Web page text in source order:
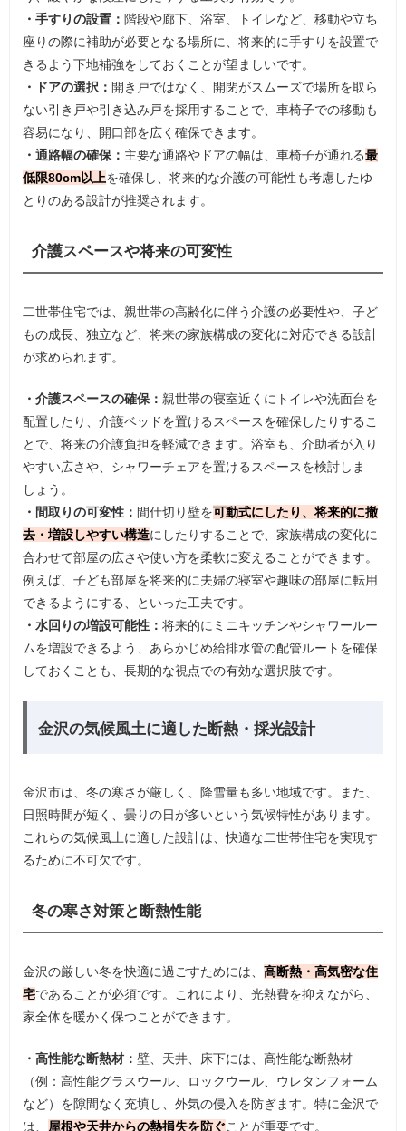
・手すりの設置：階段や廊下、浴室、トイレなど、移動や立ち
座りの際に補助が必要となる場所に、将来的に手すりを設置で
きるよう下地補強をしておくことが望ましいです。
・ドアの選択： 開き戸ではなく、開閉がスムーズで場所を取ら
ない引き戸や引き込み戸を採用することで、車椅子での移動も
容易になり、開口部を広く確保できます。
・通路幅の確保： 主要な通路やドアの幅は、車椅子が通れる最
低限80cm以上を確保し、将来的な介護の可能性も考慮したゆ
とりのある設計が推奨されます。
介護スペースや将来の可変性
二世帯住宅では、親世帯の高齢化に伴う介護の必要性や、子ど
もの成長、独立など、将来の家族構成の変化に対応できる設計
が求められます。
・介護スペースの確保：親世帯の寝室近くにトイレや洗面台を
配置したり、介護ベッドを置けるスペースを確保したりするこ
とで、将来の介護負担を軽減できます。浴室も、介助者が入り
やすい広さや、シャワーチェアを置けるスペースを検討しま
しょう。
・間取りの可変性： 間仕切り壁を可動式にしたり、将来的に撤
去・増設しやすい構造にしたりすることで、家族構成の変化に
合わせて部屋の広さや使い方を柔軟に変えることができます。
例えば、子ども部屋を将来的に夫婦の寝室や趣味の部屋に転用
できるようにする、といった工夫です。
・水回りの増設可能性：将来的にミニキッチンやシャワールー
ムを増設できるよう、あらかじめ給排水管の配管ルートを確保
しておくことも、長期的な視点での有効な選択肢です。
金沢の気候風土に適した断熱・採光設計
金沢市は、冬の寒さが厳しく、降雪量も多い地域です。また、
日照時間が短く、曇りの日が多いという気候特性があります。
これらの気候風土に適した設計は、快適な二世帯住宅を実現す
るために不可欠です。
冬の寒さ対策と断熱性能
金沢の厳しい冬を快適に過ごすためには、高断熱・高気密な住
宅であることが必須です。これにより、光熱費を抑えながら、
家全体を暖かく保つことができます。
・高性能な断熱材：壁、天井、床下には、高性能な断熱材
（例：高性能グラスウール、ロックウール、ウレタンフォーム
など）を隙間なく充填し、外気の侵入を防ぎます。特に金沢で
は、 屋根や天井からの熱損失を防ぐことが重要です。